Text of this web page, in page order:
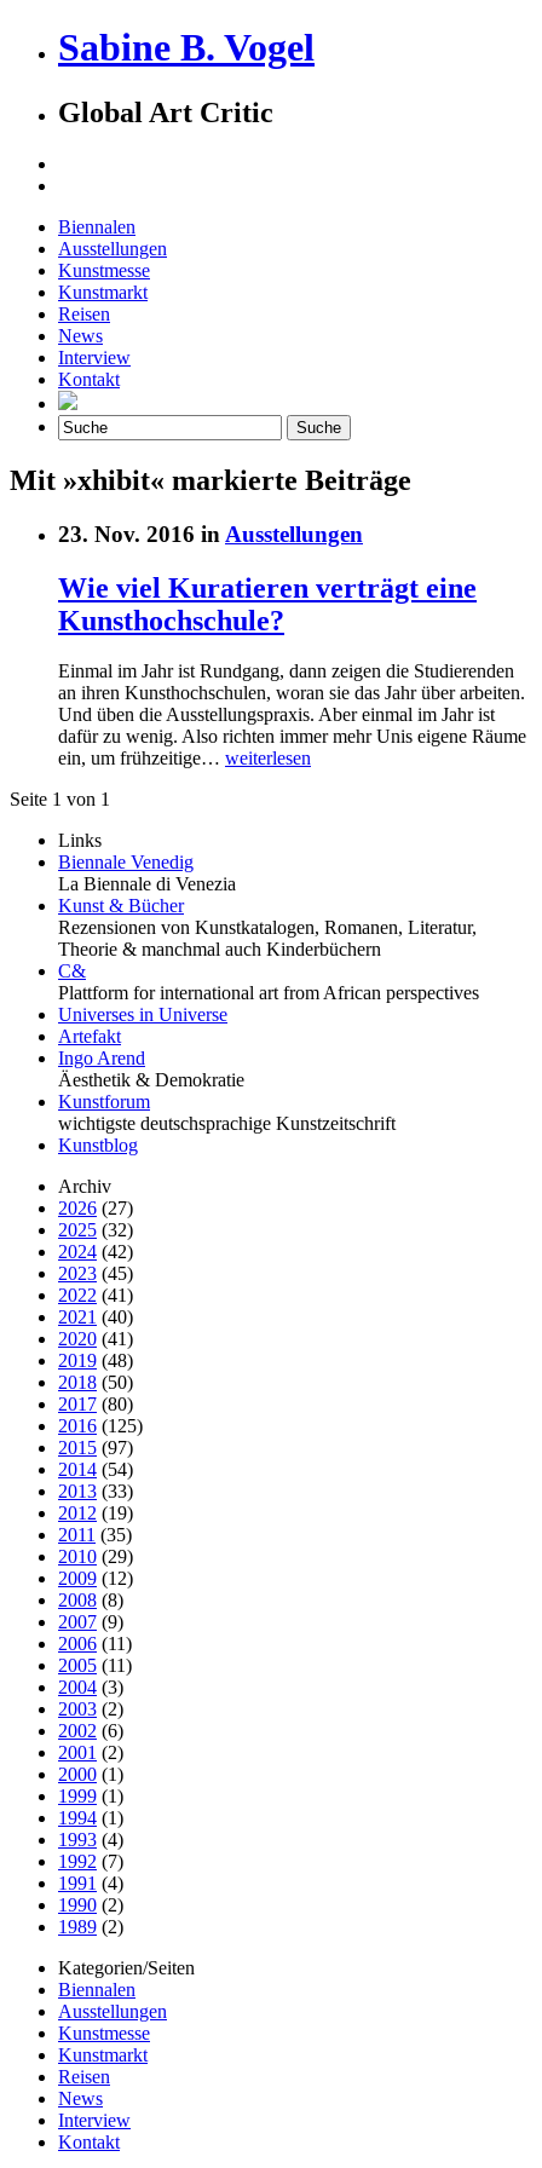
Sabine B. Vogel
Global Art Critic
Biennalen
Ausstellungen
Kunstmesse
Kunstmarkt
Reisen
News
Interview
Kontakt
Mit »xhibit« markierte Beiträge
23. Nov. 2016 in Ausstellungen
Wie viel Kuratieren verträgt eine
Kunsthochschule?
Einmal im Jahr ist Rundgang, dann zeigen die Studierenden
an ihren Kunsthochschulen, woran sie das Jahr über arbeiten.
Und üben die Ausstellungspraxis. Aber einmal im Jahr ist
dafür zu wenig. Also richten immer mehr Unis eigene Räume
ein, um frühzeitige… weiterlesen
Seite 1 von 1
Links
Biennale Venedig
La Biennale di Venezia
Kunst & Bücher
Rezensionen von Kunstkatalogen, Romanen, Literatur,
Theorie & manchmal auch Kinderbüchern
C&
Plattform for international art from African perspectives
Universes in Universe
Artefakt
Ingo Arend
Äesthetik & Demokratie
Kunstforum
wichtigste deutschsprachige Kunstzeitschrift
Kunstblog
Archiv
2026 (27)
2025 (32)
2024 (42)
2023 (45)
2022 (41)
2021 (40)
2020 (41)
2019 (48)
2018 (50)
2017 (80)
2016 (125)
2015 (97)
2014 (54)
2013 (33)
2012 (19)
2011 (35)
2010 (29)
2009 (12)
2008 (8)
2007 (9)
2006 (11)
2005 (11)
2004 (3)
2003 (2)
2002 (6)
2001 (2)
2000 (1)
1999 (1)
1994 (1)
1993 (4)
1992 (7)
1991 (4)
1990 (2)
1989 (2)
Kategorien/Seiten
Biennalen
Ausstellungen
Kunstmesse
Kunstmarkt
Reisen
News
Interview
Kontakt